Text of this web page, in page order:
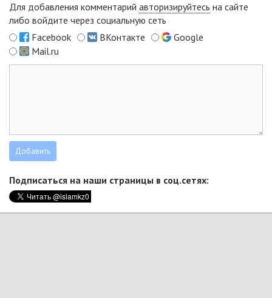
Для добавления комментарий авторизируйтесь на сайте
либо войдите через социальную сеть
Facebook
ВКонтакте
Google
Mail.ru
Подписаться на наши страницы в соц.сетях: